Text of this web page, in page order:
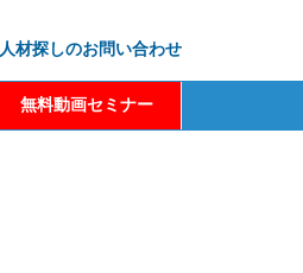
人材探しのお問い合わせ
無料動画セミナー